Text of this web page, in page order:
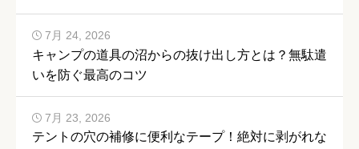
キャンプの道具の沼からの抜け出し方とは？無駄遣
いを防ぐ最高のコツ
7月 24, 2026
テントの穴の補修に便利なテープ！絶対に剥がれな
7月 23, 2026